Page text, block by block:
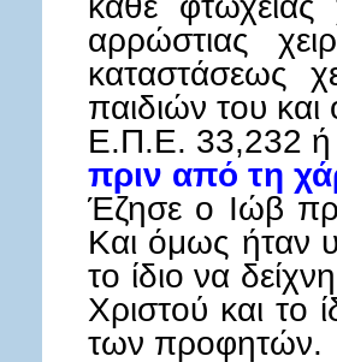
αρρώστιας
καταστάσεως
παιδιών του
Ε.Π.Ε. 33,232 ή
πριν από τη
Έζησε ο Ιώβ
Και όμως ήταν
το ίδιο να
Χριστού και το
των προφητών.